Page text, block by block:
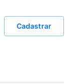
Cadastrar